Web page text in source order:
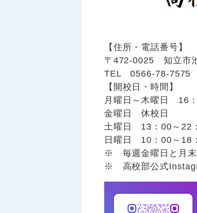
【住所・電話番号】
〒472-0025 知立市
TEL 0566-78-7575
【開校日・時間】
月曜日～木曜日 16
金曜日 休校日
土曜日 13：00～22
日曜日 10：00～18
※ 毎週金曜日と月末
※ 高校部公式